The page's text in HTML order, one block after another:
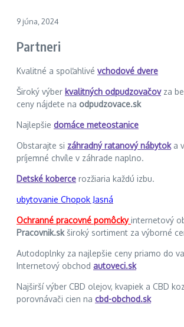
9 júna, 2024
Partneri
Kvalitné a spoľahlivé vchodové dvere
Široký výber kvalitných odpudzovačovza
ceny nájdete na odpudzovace.sk
Najlepšie domáce meteostanice
Obstarajte si záhradný ratanový nábytoka
príjemné chvíle v záhrade naplno.
Detské koberce rozžiaria každú izbu.
ubytovanie Chopok Jasná
Ochranné pracovné pomôckyinternetový
Pracovnik.skširoký sortiment za výborné
Autodoplnky za najlepšie ceny priamo do
Internetový obchod autoveci.sk
Najširší výber CBD olejov, kvapiek a CBD
porovnávači cien na cbd-obchod.sk